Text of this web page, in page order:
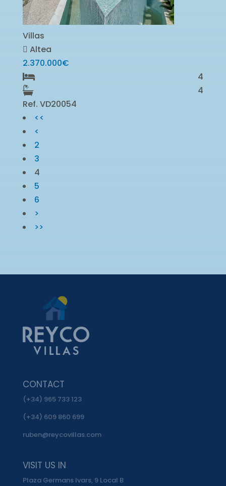
Villas
Altea
2.370.000€
4
4
Ref. VD20054
<<
<
2
3
4
5
6
>
>>
CONTACT
(+34) 965 733 123
(+34) 609 860 699
ruben@reycovillas.com
VISIT US IN
Plaza Germans Ivars, 9 Local B